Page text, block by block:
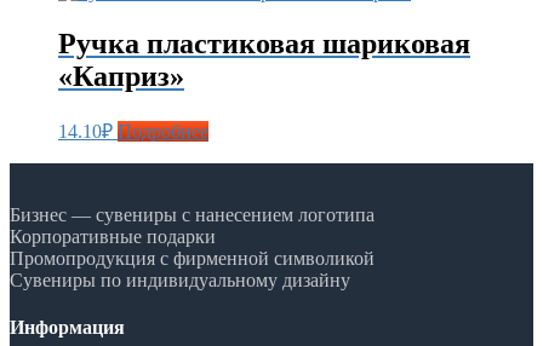
Ручка пластиковая шариковая
«Каприз»
14.10₽ Подробнее
Бизнес — сувениры с нанесением логотипа
Корпоративные подарки
Промопродукция с фирменной символикой
Сувениры по индивидуальному дизайну
Информация